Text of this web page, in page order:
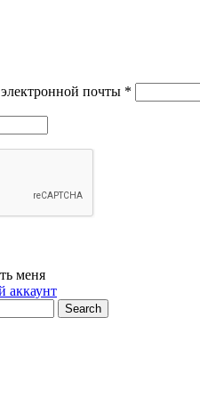
почты *
меня
аккаунт
Search